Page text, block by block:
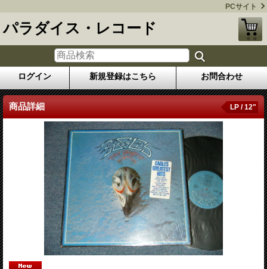
PCサイト
パラダイス・レコード
ログイン 新規登録はこちら お問合わせ
商品詳細 LP / 12"